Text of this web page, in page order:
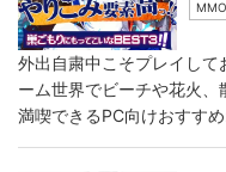
外出自粛中こそプレイし
ーム世界でビーチや花火
満喫できるPC向けおすす